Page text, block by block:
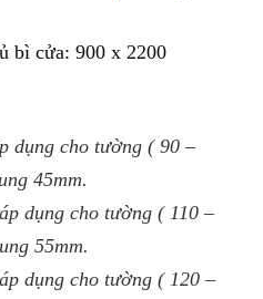
bì cửa: 900 x 2200
dụng cho tường ( 90 –
45mm.
dụng cho tường ( 110 –
55mm.
dụng cho tường ( 120 –